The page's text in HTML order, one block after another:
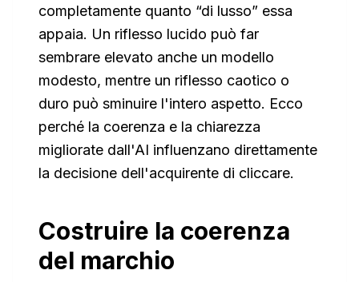
completamente quanto “di lusso” essa
appaia. Un riflesso lucido può far
sembrare elevato anche un modello
modesto, mentre un riflesso caotico o
duro può sminuire l'intero aspetto. Ecco
perché la coerenza e la chiarezza
migliorate dall'AI influenzano direttamente
la decisione dell'acquirente di cliccare.
Costruire la coerenza
del marchio